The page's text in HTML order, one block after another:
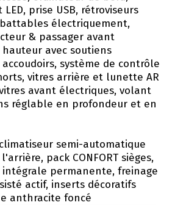
prise USB, rétroviseurs
électriquement,
& passager avant
avec soutiens
système de contrôle
vitres arrière et lunette AR
avant électriques, volant
réglable en profondeur et en
climatiseur semi-automatique
l'arrière, pack CONFORT sièges,
intégrale permanente, freinage
actif, inserts décoratifs
anthracite foncé